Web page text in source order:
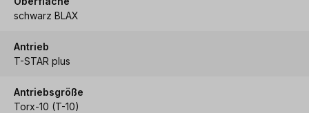
schwarz BLAX
Antrieb
T-STAR plus
Antriebsgröße
Torx-10 (T-10)